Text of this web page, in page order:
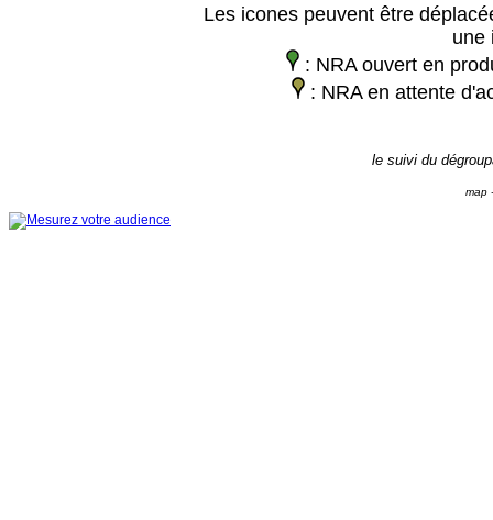
Les icones peuvent être
une
: NRA ouvert en
: NRA en attente
le suivi du
map